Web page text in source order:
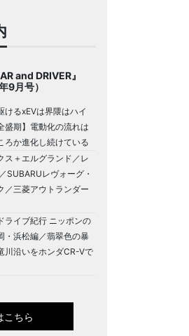
and DRIVER』
9月号）
けるxEVは界隈はハイ
盛期】電動化の流れは
ろか進化し続けている
ス＋エルグランド／レ
SUBARUレヴォーグ・
／三菱アウトランダー
ライブ紀行 ニッポンの
・浜松編／翡翠色の暴
川沿いをホンダCR-Vで
こちら